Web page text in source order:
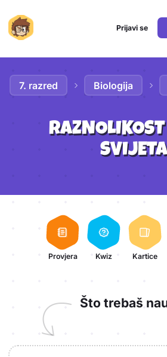
Prijavi se
7. razred Biologija
SVIJETA
Aktivnosti lekcije
Provjera Kwiz Kartice
Što trebaš